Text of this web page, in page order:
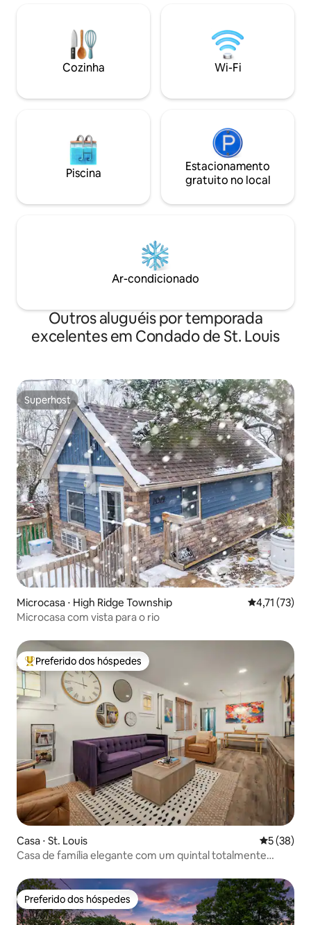
cozinha totalmente equipada com
eletrodomésticos SS, LAVANDERIA NO
PISO PRINCIPAL e BANHEIRO
vivo e
do centro da
do Arch. Perfeita
negócios ou
Cozinha Wi-Fi
Piscina
Estacionamento
gratuito no local
Ar-condicionado
Outros aluguéis por temporada
excelentes em Condado de St. Louis
Superhost
Superhost
Microcasa ⋅ High Ridge Township 4,71 de uma
4,71 (73)
Microcasa com vista para o rio
Entre os melhores preferidos dos hóspedes
Preferido dos hóspedes
Casa ⋅ St. Louis 5 de uma
5 (38)
Casa de família elegante com um quintal totalmente
Preferido dos hóspedes
Preferido dos hóspedes